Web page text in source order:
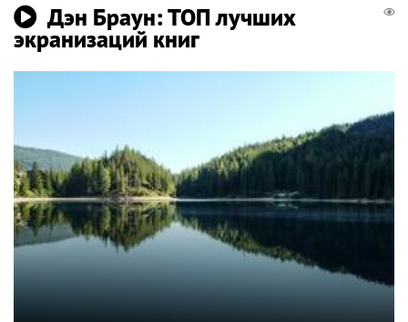
Дэн Браун: ТОП лучших
экранизаций книг